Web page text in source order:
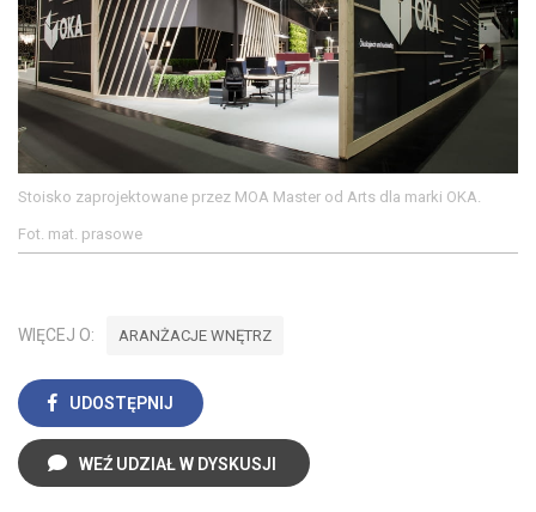
Stoisko zaprojektowane przez MOA Master od Arts dla marki OKA.
Fot. mat. prasowe
WIĘCEJ O: ARANŻACJE WNĘTRZ
UDOSTĘPNIJ
WEŹ UDZIAŁ W DYSKUSJI